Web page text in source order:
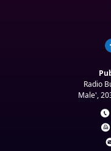
Radio
Male',